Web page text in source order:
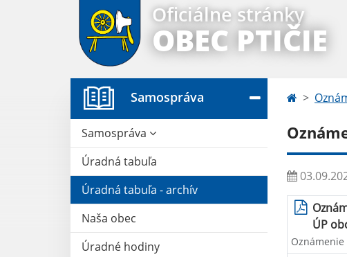
Oficiálne stránky
OBEC PTIČIE
Samospráva
Samospráva
Úradná tabuľa
Úradná tabuľa - archív
Naša obec
Úradné hodiny
ÚP